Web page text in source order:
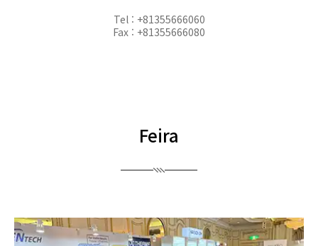
Tel : +81355666060
Fax : +81355666080
Feira